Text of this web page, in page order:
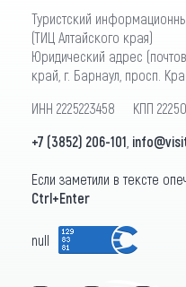
Туристский
(ТИЦ Алтайского края)
Юридический адрес
край, г. Барнаул, просп.
ИНН 2225223458 КПП
+7 (3852) 206-101
Если заметили в тексте
Ctrl+Enter
null